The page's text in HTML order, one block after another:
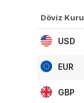
Döviz Kuru
USD
EUR
GBP